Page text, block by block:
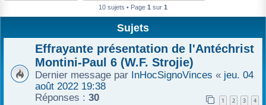
10 sujets • Page 1 sur 1
Sujets
Effrayante présentation de l'Antéchrist
Montini-Paul 6 (W.F. Strojie)
Dernier message par InHocSignoVinces « jeu. 04
août 2022 19:38
Réponses : 30 1 2 3 4